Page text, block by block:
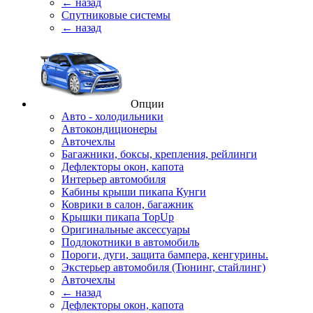
← назад
Спутниковые системы
← назад
Опции
Авто - холодильники
Автокондиционеры
Авточехлы
Багажники, боксы, крепления, рейлинги
Дефлекторы окон, капота
Интерьер автомобиля
Кабины крыши пикапа Кунги
Коврики в салон, багажник
Крышки пикапа TopUp
Оригинальные аксессуары
Подлокотники в автомобиль
Пороги, дуги, защита бампера, кенгурины.
Экстерьер автомобиля (Тюнинг, стайлинг)
Авточехлы
← назад
Дефлекторы окон, капота